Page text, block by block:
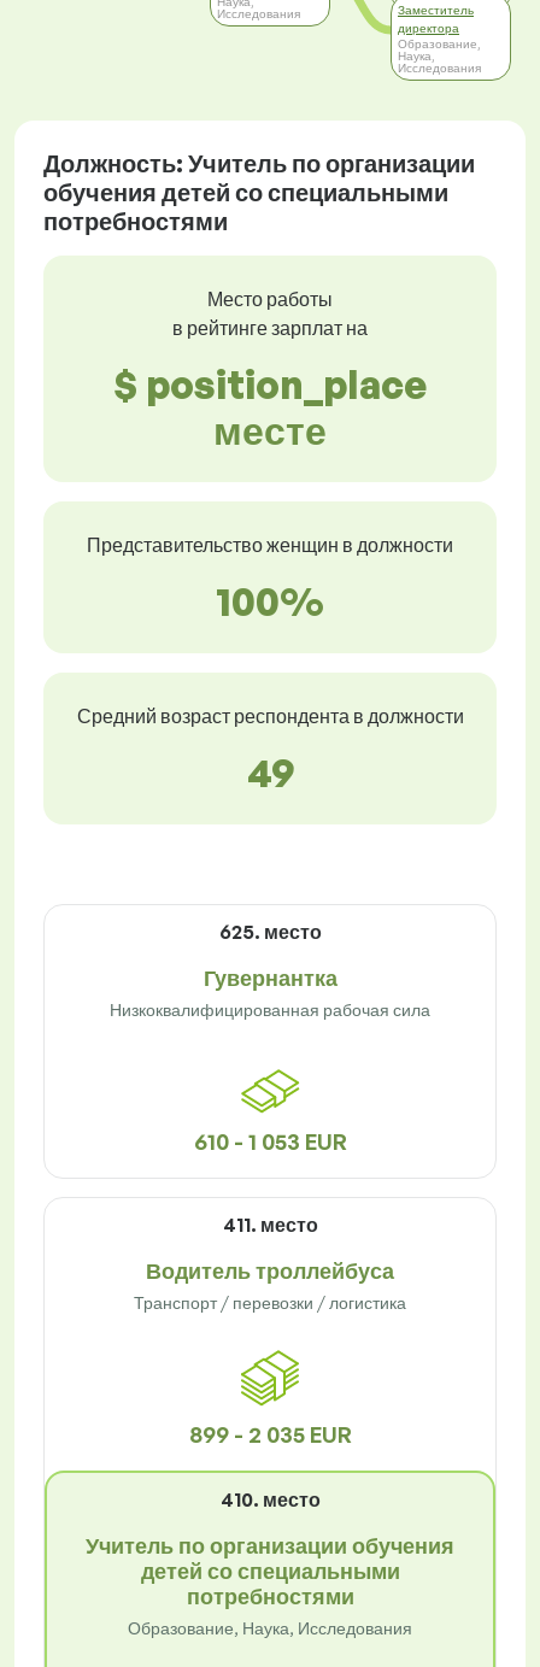
Исследования
Заместитель
директора
Образование,
Наука,
Исследования
Должность: Учитель по организации
обучения детей со специальными
потребностями
Место работы
в рейтинге зарплат на
$ position_place
месте
Представительство женщин в должности
100%
Средний возраст респондента в должности
49
625. место
Гувернантка
Низкоквалифицированная рабочая сила
610 - 1 053 EUR
411. место
Водитель троллейбуса
Транспорт / перевозки / логистика
899 - 2 035 EUR
410. место
Учитель по организации обучения
детей со специальными
потребностями
Образование, Наука, Исследования